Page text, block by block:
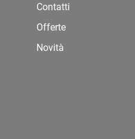
Contatti
Offerte
Novità